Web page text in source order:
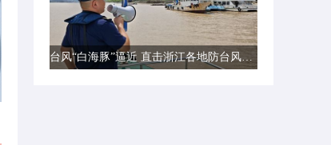
台风“白海豚”逼近 直击浙江各地防台风一线现场